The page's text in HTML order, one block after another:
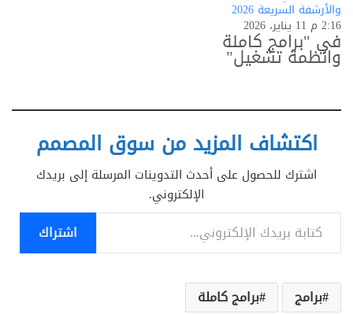
والأرشفة السريعة 2026
2:16 م 11 يناير، 2026
في "برامج كاملة
وانظمة تشغيل"
اكتشاف المزيد من سوق المصمم
اشترك للحصول على أحدث التدوينات المرسلة إلى بريدك
الإلكتروني.
كتابة بريدك الإلكتروني...
اشتراك
برامج برامج كاملة